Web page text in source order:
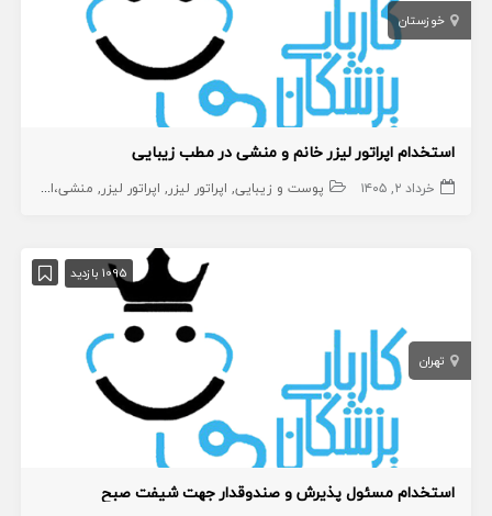
خوزستان
استخدام اپراتور لیزر خانم و منشی در مطب زیبایی
خرداد ۲, ۱۴۰۵ پوست و زیبایی اپراتور لیزر اپراتور لیزر منشی،اپراتور،دستیار
1095 بازدید
تهران
استخدام مسئول پذیرش و صندوقدار جهت شیفت صبح